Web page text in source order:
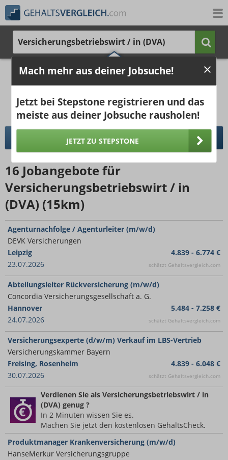
Ergebnisse verbessern -
Ort hinzufügen
Versicherungsbetriebswirt / in (DVA)
4.004 € 6.106 €
25% 50% 25%
Bruttogehalt bei 40 Wochenstunden.
pro Jahr pro Monat
DETAILLIERTER GEHALTSVERGLEICH
16 Jobangebotefür
Versicherungsbetriebswirt / in
(DVA) (15km)
Agenturnachfolge / Agenturleiter (m/w/d)
DEVK Versicherungen
Leipzig
23.07.2026
4.839 - 6.774 €
schätzt Gehaltsvergleich.com
Abteilungsleiter Rückversicherung (m/w/d)
Concordia Versicherungsgesellschaft a. G.
Hannover
24.07.2026
5.484 - 7.258 €
schätzt Gehaltsvergleich.com
Versicherungsexperte (d/w/m) Verkauf im LBS-Vertrieb
Versicherungskammer Bayern
Freising, Rosenheim
30.07.2026
4.839 - 6.048 €
schätzt Gehaltsvergleich.com
Verdienen Sie als Versicherungsbetriebswirt / in
(DVA) genug ?
In 2 Minuten wissen Sie es.
Machen Sie jetzt den kostenlosen GehaltsCheck.
Produktmanager Krankenversicherung (m/w/d)
HanseMerkur Versicherungsgruppe
Mach mehr aus deiner Jobsuche!
Jetzt bei Stepstone registrieren und das
meiste aus deiner Jobsuche rausholen!
JETZT ZU STEPSTONE